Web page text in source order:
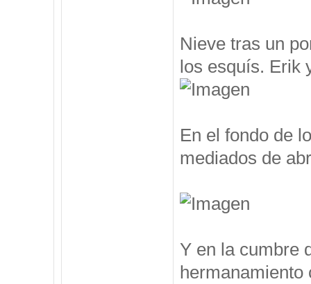
Nieve tras un
los esquís. Erik
En el fondo de
mediados de
Y en la cumbre
hermanamiento